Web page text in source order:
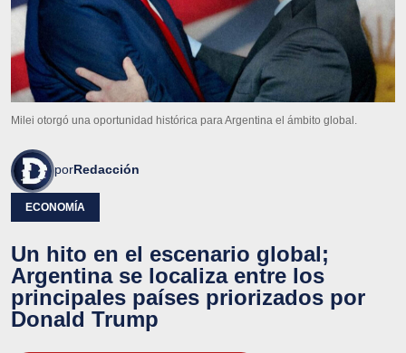
Milei otorgó una oportunidad histórica para Argentina el ámbito global.
porRedacción
ECONOMÍA
Un hito en el escenario global;
Argentina se localiza entre los
principales países priorizados por
Donald Trump